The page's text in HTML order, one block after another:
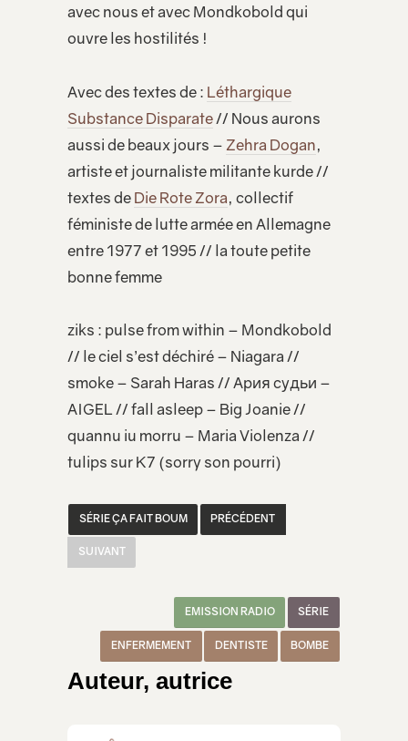
avec nous et avec Mondkobold qui
ouvre les hostilités !
Avec des textes de : Léthargique
Substance Disparate // Nous aurons
aussi de beaux jours – Zehra Dogan,
artiste et journaliste militante kurde //
textes de Die Rote Zora, collectif
féministe de lutte armée en Allemagne
entre 1977 et 1995 // la toute petite
bonne femme
ziks : pulse from within – Mondkobold
// le ciel s’est déchiré – Niagara //
smoke – Sarah Haras // Ария судьи –
AIGEL // fall asleep – Big Joanie //
quannu iu morru – Maria Violenza //
tulips sur K7 (sorry son pourri)
SÉRIE ÇA FAIT BOUM PRÉCÉDENT
SUIVANT
SÉRIE
EMISSION RADIO
BOMBE
DENTISTE
ENFERMEMENT
Auteur, autrice